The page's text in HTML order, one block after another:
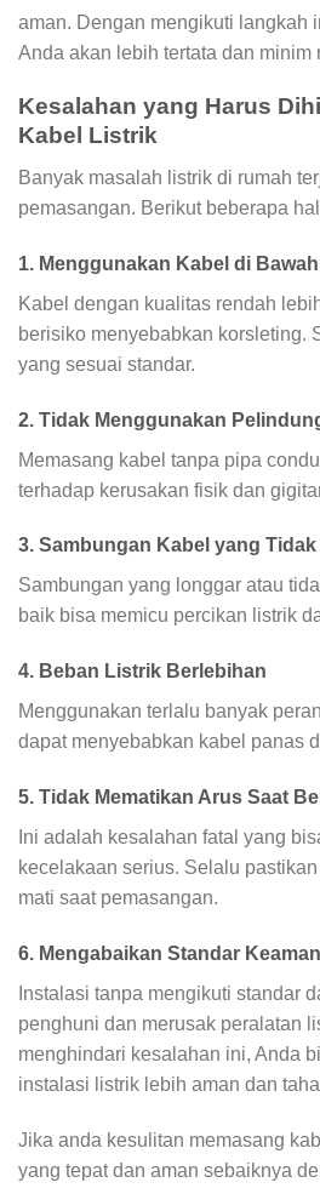
aman. Dengan mengikuti langkah
Anda akan lebih tertata dan minim
Kesalahan yang Harus
Kabel Listrik
Banyak masalah listrik di rumah
pemasangan. Berikut beberapa
1. Menggunakan Kabel di
Kabel dengan kualitas rendah
berisiko menyebabkan korsleting.
yang sesuai standar.
2. Tidak Menggunakan
Memasang kabel tanpa pipa
terhadap kerusakan fisik dan
3. Sambungan Kabel yang Tidak
Sambungan yang longgar atau
baik bisa memicu percikan listrik
4. Beban Listrik Berlebihan
Menggunakan terlalu banyak
dapat menyebabkan kabel panas
5. Tidak Mematikan Arus Saat
Ini adalah kesalahan fatal yang
kecelakaan serius. Selalu
mati saat pemasangan.
6. Mengabaikan Standar
Instalasi tanpa mengikuti standar
penghuni dan merusak peralatan
menghindari kesalahan ini, Anda
instalasi listrik lebih aman dan
Jika anda kesulitan memasang
yang tepat dan aman sebaiknya